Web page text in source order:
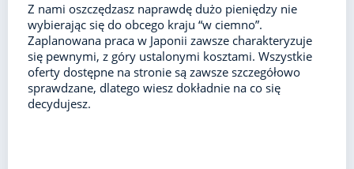
Z nami oszczędzasz naprawdę dużo pieniędzy nie
wybierając się do obcego kraju “w ciemno”.
Zaplanowana praca w Japonii zawsze charakteryzuje
się pewnymi, z góry ustalonymi kosztami. Wszystkie
oferty dostępne na stronie są zawsze szczegółowo
sprawdzane, dlatego wiesz dokładnie na co się
decydujesz.